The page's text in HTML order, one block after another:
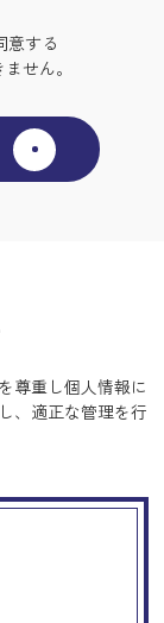
意する
せん。
尊重し個人情報に
、適正な管理を行